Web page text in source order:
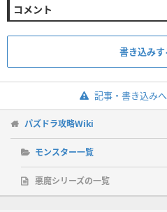
コメント
書き込み
記事・書き込み
パズドラ攻略Wiki
モンスター一覧
悪魔シリーズの一覧